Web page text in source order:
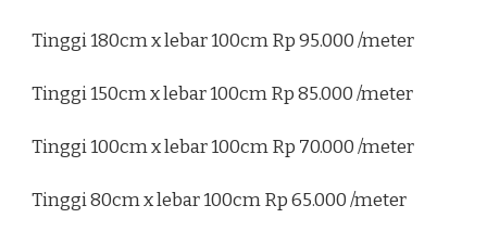
Tinggi 180cm x lebar 100cm Rp 95.000 /meter
Tinggi 150cm x lebar 100cm Rp 85.000 /meter
Tinggi 100cm x lebar 100cm Rp 70.000 /meter
Tinggi 80cm x lebar 100cm Rp 65.000 /meter